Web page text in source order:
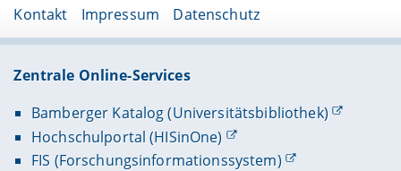
Kontakt Impressum Datenschutz
Zentrale Online-Services
Bamberger Katalog (Universitätsbibliothek)
Hochschulportal (HISinOne)
FIS (Forschungsinformationssystem)